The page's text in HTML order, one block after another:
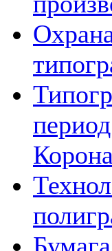
период